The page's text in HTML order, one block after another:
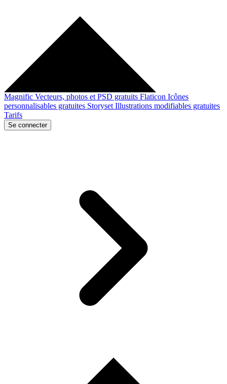
Magnific Vecteurs, photos et PSD gratuits Flaticon Icônes
personnalisables gratuites Storyset Illustrations modifiables gratuites
Tarifs
Se connecter